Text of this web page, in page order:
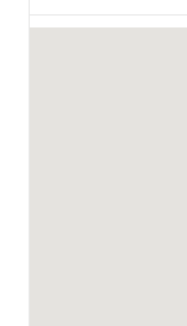
AB Karl Hedin